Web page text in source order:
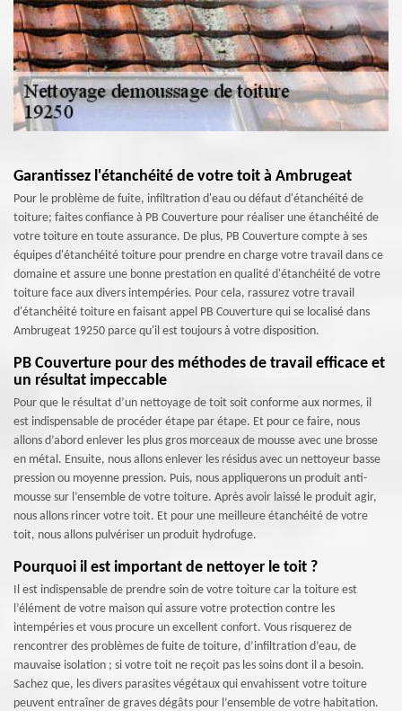
Garantissez l'étanchéité de votre toit à Ambrugeat
Pour le problème de fuite, infiltration d'eau ou défaut d'étanchéité de
toiture; faites confiance à PB Couverture pour réaliser une étanchéité de
votre toiture en toute assurance. De plus, PB Couverture compte à ses
équipes d'étanchéité toiture pour prendre en charge votre travail dans ce
domaine et assure une bonne prestation en qualité d'étanchéité de votre
toiture face aux divers intempéries. Pour cela, rassurez votre travail
d'étanchéité toiture en faisant appel PB Couverture qui se localisé dans
Ambrugeat 19250 parce qu'il est toujours à votre disposition.
PB Couverture pour des méthodes de travail efficace et
un résultat impeccable
Pour que le résultat d’un nettoyage de toit soit conforme aux normes, il
est indispensable de procéder étape par étape. Et pour ce faire, nous
allons d’abord enlever les plus gros morceaux de mousse avec une brosse
en métal. Ensuite, nous allons enlever les résidus avec un nettoyeur basse
pression ou moyenne pression. Puis, nous appliquerons un produit anti-
mousse sur l’ensemble de votre toiture. Après avoir laissé le produit agir,
nous allons rincer votre toit. Et pour une meilleure étanchéité de votre
toit, nous allons pulvériser un produit hydrofuge.
Pourquoi il est important de nettoyer le toit ?
Il est indispensable de prendre soin de votre toiture car la toiture est
l’élément de votre maison qui assure votre protection contre les
intempéries et vous procure un excellent confort. Vous risquerez de
rencontrer des problèmes de fuite de toiture, d’infiltration d’eau, de
mauvaise isolation ; si votre toit ne reçoit pas les soins dont il a besoin.
Sachez que, les divers parasites végétaux qui envahissent votre toiture
peuvent entraîner de graves dégâts pour l’ensemble de votre habitation.